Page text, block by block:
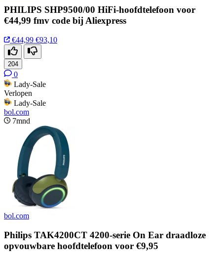
PHILIPS SHP9500/00 HiFi-hoofdtelefoon voor
€44,99 fmv code bij Aliexpress
€44,99 €93,10
204
0
Lady-Sale
Verlopen
Lady-Sale
bol.com
7mnd
bol.com
Philips TAK4200CT 4200-serie On Ear draadloze
opvouwbare hoofdtelefoon voor €9,95